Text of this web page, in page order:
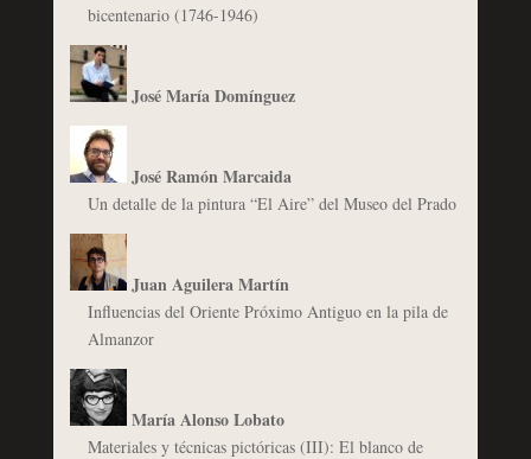
bicentenario (1746-1946)
José María Domínguez
José Ramón Marcaida
Un detalle de la pintura “El Aire” del Museo del Prado
Juan Aguilera Martín
Influencias del Oriente Próximo Antiguo en la pila de
Almanzor
María Alonso Lobato
Materiales y técnicas pictóricas (III): El blanco de